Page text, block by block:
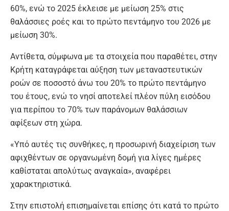
60%, ενώ το 2025 έκλεισε με μείωση 25% στις
θαλάσσιες ροές και το πρώτο πεντάμηνο του 2026 με
μείωση 30%.
Αντίθετα, σύμφωνα με τα στοιχεία που παραθέτει, στην
Κρήτη καταγράφεται αύξηση των μεταναστευτικών
ροών σε ποσοστό άνω του 20% το πρώτο πεντάμηνο
του έτους, ενώ το νησί αποτελεί πλέον πύλη εισόδου
για περίπου το 70% των παράνομων θαλάσσιων
αφίξεων στη χώρα.
«Υπό αυτές τις συνθήκες, η προσωρινή διαχείριση των
αφιχθέντων σε οργανωμένη δομή για λίγες ημέρες
καθίσταται απολύτως αναγκαία», αναφέρει
χαρακτηριστικά.
Στην επιστολή επισημαίνεται επίσης ότι κατά το πρώτο